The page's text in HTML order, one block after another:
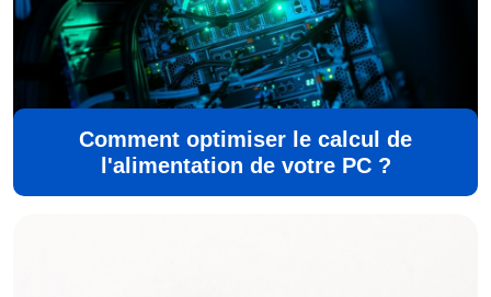
Comment optimiser le calcul de
l'alimentation de votre PC ?